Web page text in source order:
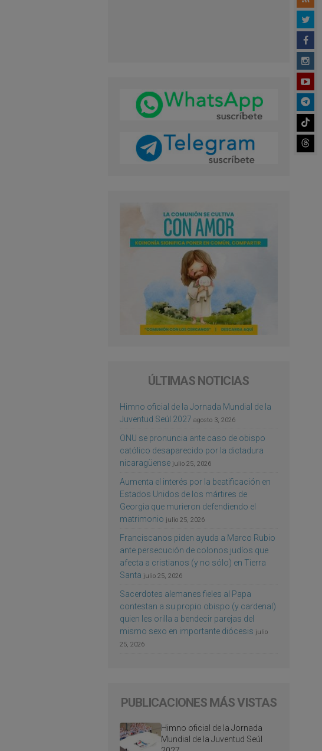
ÚLTIMAS NOTICIAS
Himno oficial de la Jornada Mundial de la
Juventud Seúl 2027 agosto 3, 2026
ONU se pronuncia ante caso de obispo
católico desaparecido por la dictadura
nicaragüense julio 25, 2026
Aumenta el interés por la beatificación en
Estados Unidos de los mártires de
Georgia que murieron defendiendo el
matrimonio julio 25, 2026
Franciscanos piden ayuda a Marco Rubio
ante persecución de colonos judíos que
afecta a cristianos (y no sólo) en Tierra
Santa julio 25, 2026
Sacerdotes alemanes fieles al Papa
contestan a su propio obispo (y cardenal)
quien les orilla a bendecir parejas del
mismo sexo en importante diócesis julio
25, 2026
PUBLICACIONES MÁS VISTAS
Himno oficial de la Jornada
Mundial de la Juventud Seúl